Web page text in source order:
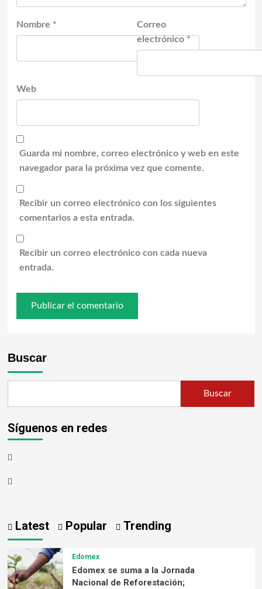
Nombre *
Correo
electrónico *
Web
Guarda mi nombre, correo electrónico y web en este
navegador para la próxima vez que comente.
Recibir un correo electrónico con los siguientes
comentarios a esta entrada.
Recibir un correo electrónico con cada nueva
entrada.
Buscar
Buscar
Síguenos en redes
Latest Popular Trending
Edomex
Edomex se suma a la Jornada
Nacional de Reforestación;